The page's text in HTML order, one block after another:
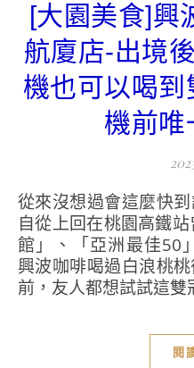
[大園美食]興
航廈店-出境
機也可以喝
機前唯
從來沒想過會這麼快到訪桃園另一間興波咖啡，
自從上回在桃園高鐵
館」、「亞洲最佳50
興波咖啡喝過白浪桃
前，友人都想試試這雙
閱